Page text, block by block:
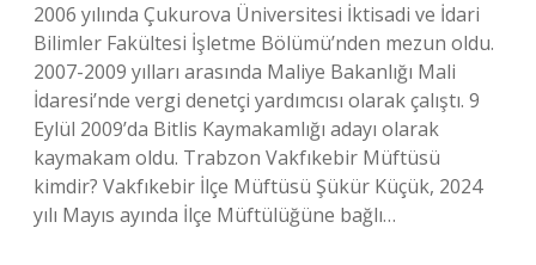
2006 yılında Çukurova Üniversitesi İktisadi ve İdari
Bilimler Fakültesi İşletme Bölümü’nden mezun oldu.
2007-2009 yılları arasında Maliye Bakanlığı Mali
İdaresi’nde vergi denetçi yardımcısı olarak çalıştı. 9
Eylül 2009’da Bitlis Kaymakamlığı adayı olarak
kaymakam oldu. Trabzon Vakfıkebir Müftüsü
kimdir? Vakfıkebir İlçe Müftüsü Şükür Küçük, 2024
yılı Mayıs ayında İlçe Müftülüğüne bağlı…